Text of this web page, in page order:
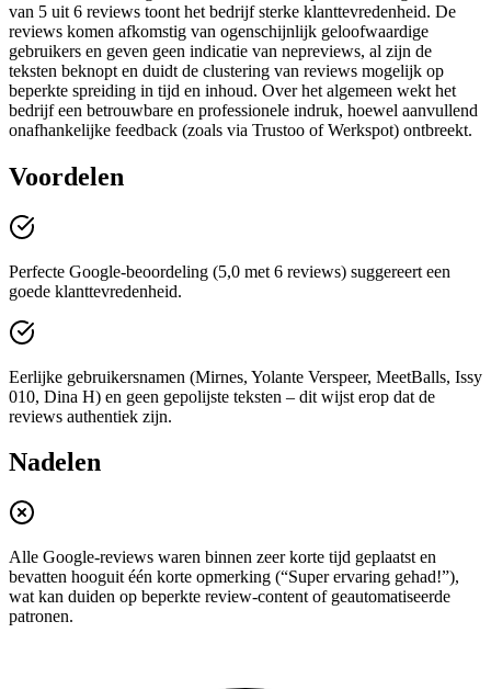
van 5 uit 6 reviews toont het bedrijf sterke klanttevredenheid. De
reviews komen afkomstig van ogenschijnlijk geloofwaardige
gebruikers en geven geen indicatie van nepreviews, al zijn de
teksten beknopt en duidt de clustering van reviews mogelijk op
beperkte spreiding in tijd en inhoud. Over het algemeen wekt het
bedrijf een betrouwbare en professionele indruk, hoewel aanvullend
onafhankelijke feedback (zoals via Trustoo of Werkspot) ontbreekt.
Voordelen
Perfecte Google-beoordeling (5,0 met 6 reviews) suggereert een
goede klanttevredenheid.
Eerlijke gebruikersnamen (Mirnes, Yolante Verspeer, MeetBalls, Issy
010, Dina H) en geen gepolijste teksten – dit wijst erop dat de
reviews authentiek zijn.
Nadelen
Alle Google-reviews waren binnen zeer korte tijd geplaatst en
bevatten hooguit één korte opmerking (“Super ervaring gehad!”),
wat kan duiden op beperkte review-content of geautomatiseerde
patronen.